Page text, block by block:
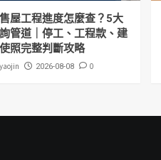
屋工程進度怎麼查？5大
管道｜停工、工程款、建
照完整判斷攻略
yaojin 2026-08-08 0